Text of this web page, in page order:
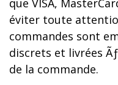
que VISA,
éviter toute
commandes sont
discrets et livrées
de la commande.